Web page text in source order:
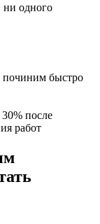
ни одного
починим быстро
после
работ